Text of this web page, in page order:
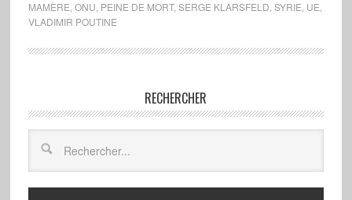
MAMÈRE ONU PEINE DE MORT, SERGE KLARSFELD SYRIE UE
VLADIMIR POUTINE
RECHERCHER